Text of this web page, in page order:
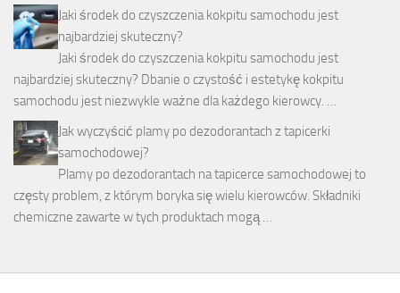
Jaki środek do czyszczenia kokpitu samochodu jest
najbardziej skuteczny?
Jaki środek do czyszczenia kokpitu samochodu jest
najbardziej skuteczny? Dbanie o czystość i estetykę kokpitu
samochodu jest niezwykle ważne dla każdego kierowcy. …
Jak wyczyścić plamy po dezodorantach z tapicerki
samochodowej?
Plamy po dezodorantach na tapicerce samochodowej to
częsty problem, z którym boryka się wielu kierowców. Składniki
chemiczne zawarte w tych produktach mogą …